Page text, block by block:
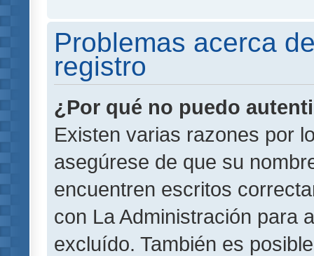
Problemas acerca
registro
¿Por qué no puedo
Existen varias razones por
asegúrese de que su
encuentren escritos
con La Administración para
excluído. También es